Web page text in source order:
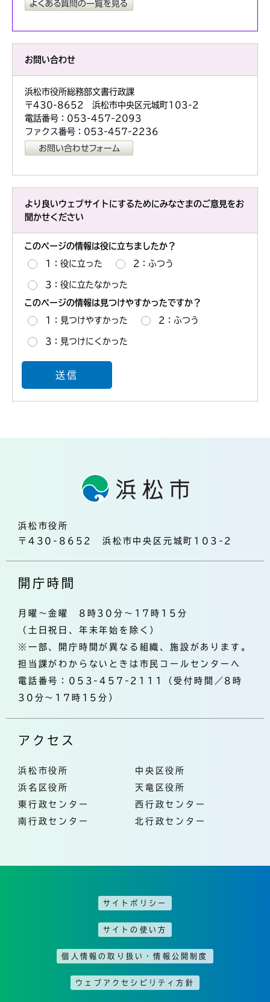
お問い合わせ
浜松市役所総務部文書行政課
〒430-8652 浜松市中央区元城町103-2
電話番号：053-457-2093
ファクス番号：053-457-2236
より良いウェブサイトにするためにみなさまのご意見をお
聞かせください
このページの情報は役に立ちましたか？
1：役に立った 2：ふつう
3：役に立たなかった
このページの情報は見つけやすかったですか？
1：見つけやすかった 2：ふつう
3：見つけにくかった
浜松市役所
〒430-8652 浜松市中央区元城町103-2
開庁時間
月曜～金曜 8時30分～17時15分
（土日祝日、年末年始を除く）
※一部、開庁時間が異なる組織、施設があります。
担当課がわからないときは市民コールセンターへ
電話番号：053-457-2111（受付時間／8時
30分～17時15分）
アクセス
浜松市役所
中央区役所
浜名区役所
天竜区役所
東行政センター
西行政センター
南行政センター
北行政センター
サイトポリシー
サイトの使い方
個人情報の取り扱い・情報公開制度
ウェブアクセシビリティ方針